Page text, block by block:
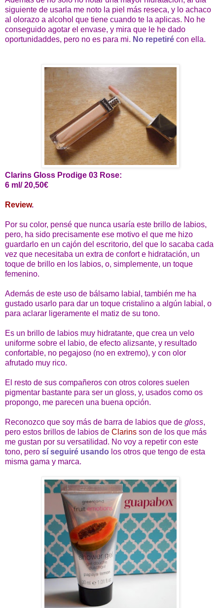
siguiente de usarla me noto la piel más reseca, y lo achaco
al olorazo a alcohol que tiene cuando te la aplicas. No he
conseguido agotar el envase, y mira que le he dado
oportunidaddes, pero no es para mi. No repetiré con ella.
Clarins Gloss Prodige 03 Rose:
6 ml/ 20,50€
Review.
Por su color, pensé que nunca usaría este brillo de labios,
pero, ha sido precisamente ese motivo el que me hizo
guardarlo en un cajón del escritorio, del que lo sacaba cada
vez que necesitaba un extra de confort e hidratación, un
toque de brillo en los labios, o, simplemente, un toque
femenino.
Además de este uso de bálsamo labial, también me ha
gustado usarlo para dar un toque cristalino a algún labial, o
para aclarar ligeramente el matiz de su tono.
Es un brillo de labios muy hidratante, que crea un velo
uniforme sobre el labio, de efecto alizsante, y resultado
confortable, no pegajoso (no en extremo), y con olor
afrutado muy rico.
El resto de sus compañeros con otros colores suelen
pigmentar bastante para ser un gloss, y, usados como os
propongo, me parecen una buena opción.
Reconozco que soy más de barra de labios que de gloss,
pero estos brillos de labios de Clarins son de los que más
me gustan por su versatilidad. No voy a repetir con este
tono, pero sí seguiré usando los otros que tengo de esta
misma gama y marca.